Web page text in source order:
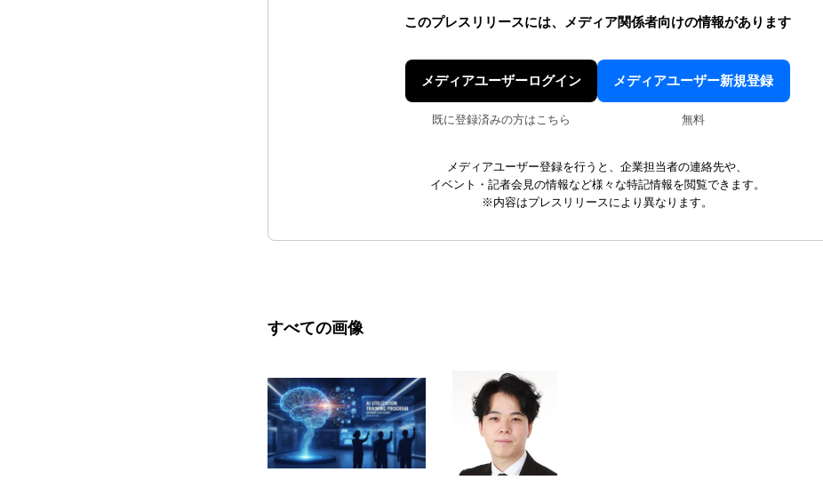
このプレスリリースには、 メディア関係者向けの情報があります
メディアユーザーログイン
既に登録済みの方はこちら
メディアユーザー新規登録
無料
メディアユーザー登録を行うと、企業担当者の連絡先や、
イベント・記者会見の情報など様々な特記情報を閲覧できます。
※内容はプレスリリースにより異なります。
すべての画像